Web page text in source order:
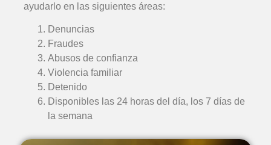
ayudarlo en las siguientes áreas:
Denuncias
Fraudes
Abusos de confianza
Violencia familiar
Detenido
Disponibles las 24 horas del día, los 7 días de
la semana